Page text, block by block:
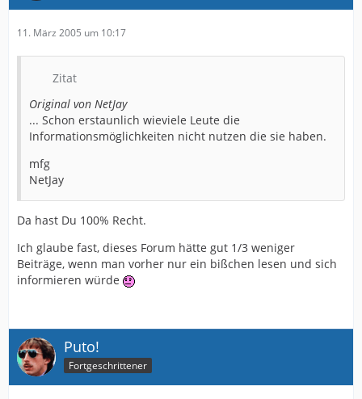
11. März 2005 um 10:17
Zitat
Original von NetJay
... Schon erstaunlich wieviele Leute die
Informationsmöglichkeiten nicht nutzen die sie haben.
mfg
NetJay
Da hast Du 100% Recht.
Ich glaube fast, dieses Forum hätte gut 1/3 weniger
Beiträge, wenn man vorher nur ein bißchen lesen und sich
informieren würde
Puto!
Fortgeschrittener